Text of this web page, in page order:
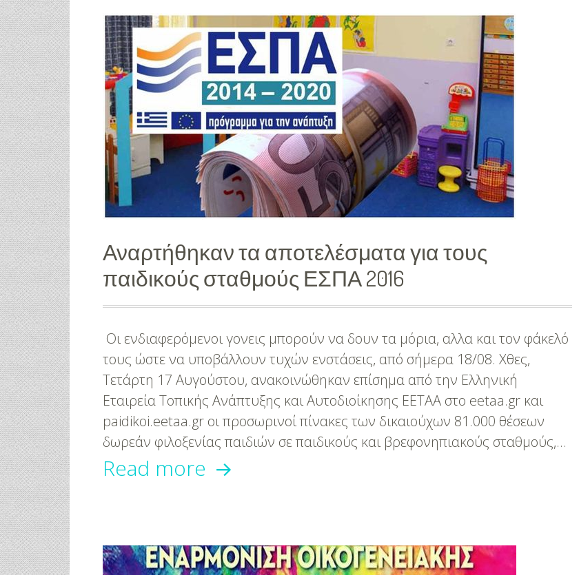
Αναρτήθηκαν τα αποτελέσματα για τους
παιδικούς σταθμούς ΕΣΠΑ 2016
Οι ενδιαφερόμενοι γονεις μπορούν να δουν τα μόρια, αλλα και τον φάκελό
τους ώστε να υποβάλλουν τυχών ενστάσεις, από σήμερα 18/08. Χθες,
Τετάρτη 17 Αυγούστου, ανακοινώθηκαν επίσημα από την Ελληνική
Εταιρεία Τοπικής Ανάπτυξης και Αυτοδιοίκησης ΕΕΤΑΑ στο eetaa.gr και
paidikoi.eetaa.gr οι προσωρινοί πίνακες των δικαιούχων 81.000 θέσεων
δωρεάν φιλοξενίας παιδιών σε παιδικούς και βρεφονηπιακούς σταθμούς,…
Read more Αναρτήθηκαν
για